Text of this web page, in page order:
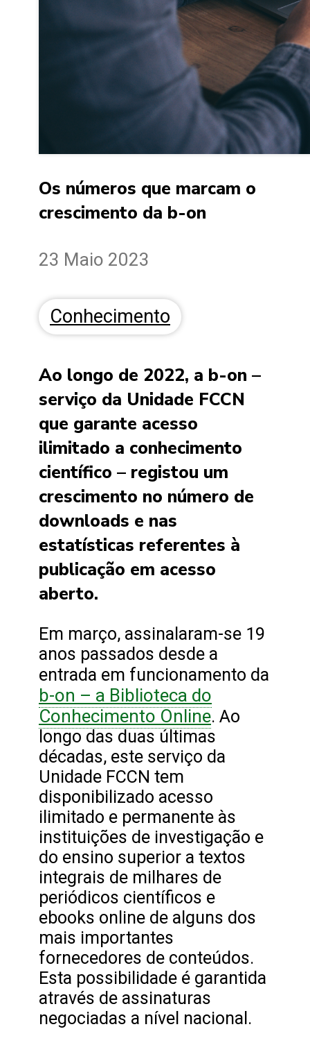
Os números que marcam o
crescimento da b-on
23 Maio 2023
Conhecimento
Ao longo de 2022, a b-on –
serviço da Unidade FCCN
que garante acesso
ilimitado a conhecimento
científico – registou um
crescimento no número de
downloads e nas
estatísticas referentes à
publicação em acesso
aberto.
Em março, assinalaram-se 19
anos passados desde a
entrada em funcionamento da
b-on – a Biblioteca do
Conhecimento Online. Ao
longo das duas últimas
décadas, este serviço da
Unidade FCCN tem
disponibilizado acesso
ilimitado e permanente às
instituições de investigação e
do ensino superior a textos
integrais de milhares de
periódicos científicos e
ebooks online de alguns dos
mais importantes
fornecedores de conteúdos.
Esta possibilidade é garantida
através de assinaturas
negociadas a nível nacional.